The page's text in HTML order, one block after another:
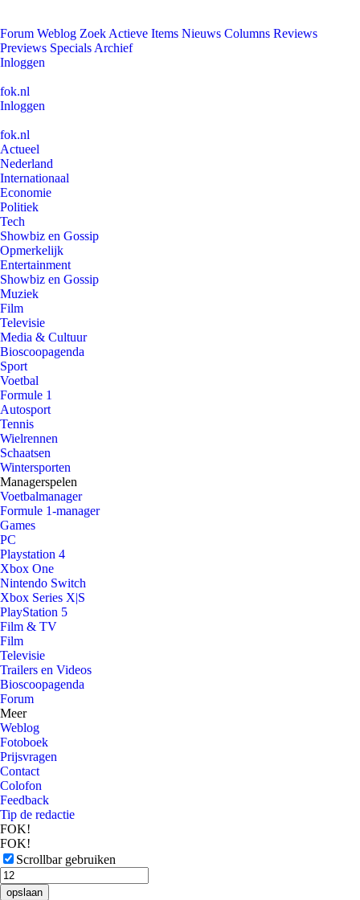
Forum Weblog Zoek Actieve Items Nieuws Columns Reviews
Previews Specials Archief
Inloggen
fok.nl
Inloggen
fok.nl
Actueel
Nederland
Internationaal
Economie
Politiek
Tech
Showbiz en Gossip
Opmerkelijk
Entertainment
Showbiz en Gossip
Muziek
Film
Televisie
Media & Cultuur
Bioscoopagenda
Sport
Voetbal
Formule 1
Autosport
Tennis
Wielrennen
Schaatsen
Wintersporten
Managerspelen
Voetbalmanager
Formule 1-manager
Games
PC
Playstation 4
Xbox One
Nintendo Switch
Xbox Series X|S
PlayStation 5
Film & TV
Film
Televisie
Trailers en Videos
Bioscoopagenda
Forum
Meer
Weblog
Fotoboek
Prijsvragen
Contact
Colofon
Feedback
Tip de redactie
FOK!
FOK!
Scrollbar gebruiken
opslaan